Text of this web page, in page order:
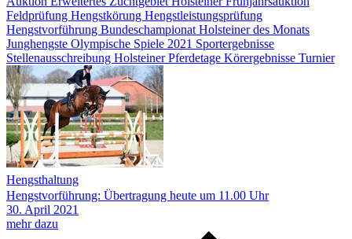
Feldprüfung Hengstkörung Hengstleistungsprüfung
Hengstvorführung Bundeschampionat Holsteiner des Monats
Junghengste Olympische Spiele 2021 Sportergebnisse
Stellenausschreibung Holsteiner Pferdetage Körergebnisse Turnier
Hengsthaltung
Hengstvorführung: Übertragung heute um 11.00 Uhr
30. April 2021
mehr dazu